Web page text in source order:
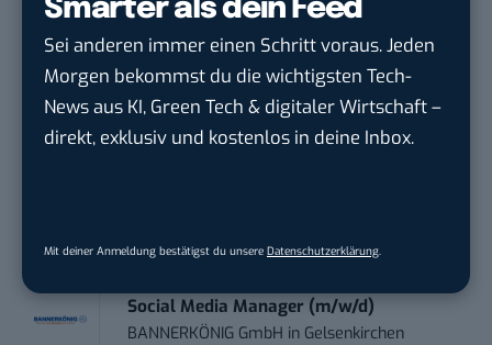
Smarter als dein Feed
Sei anderen immer einen Schritt voraus. Jeden
Morgen bekommst du die wichtigsten Tech-
News aus KI, Green Tech & digitaler Wirtschaft –
direkt, exklusiv und kostenlos in deine Inbox.
Mit deiner Anmeldung bestätigst du unsere Datenschutzerklärung
Content Marketing Specialist Product &
Te...
Ferdinand Bilstein GmbH & Co. KG
Ennepetal
Instaffo GmbH Karlsruhe
Social Media Manager (m/w/d)
BANNERKÖNIG GmbH in Gelsenkirchen